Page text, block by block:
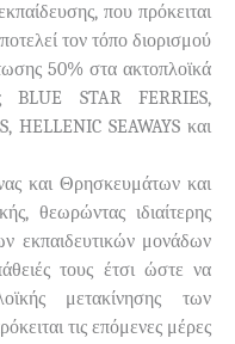
που πρόκειται
τον τόπο διορισμού
50% στα ακτοπλοϊκά
BLUE STAR FERRIES,
HELLENIC SEAWAYS και
και Θρησκευμάτων και
θεωρώντας ιδιαίτερης
εκπαιδευτικών μονάδων
τους έτσι ώστε να
μετακίνησης των
τις επόμενες μέρες